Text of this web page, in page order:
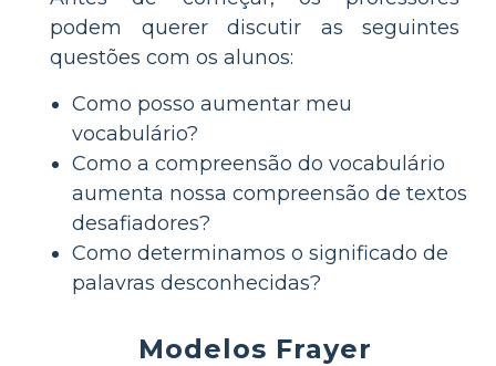
podem querer discutir as seguintes
questões com os alunos:
Como posso aumentar meu
vocabulário?
Como a compreensão do vocabulário
aumenta nossa compreensão de textos
desafiadores?
Como determinamos o significado de
palavras desconhecidas?
Modelos Frayer